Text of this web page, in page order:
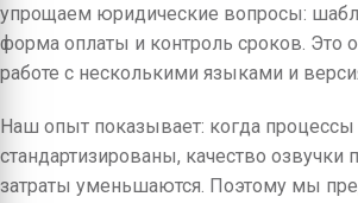
упрощаем юридические вопросы:
форма оплаты и контроль сроков. Это
работе с несколькими языками и
Наш опыт показывает: когда
стандартизированы, качество озвучки
затраты уменьшаются. Поэтому мы